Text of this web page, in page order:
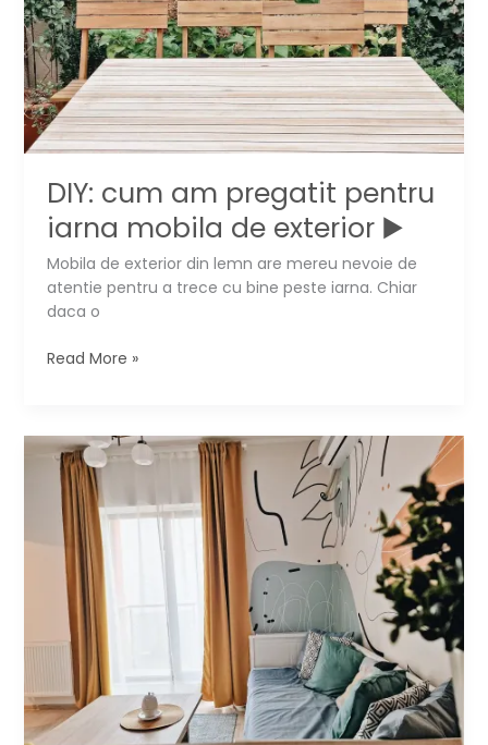
DIY: cum am pregatit pentru
iarna mobila de exterior ▶️
Mobila de exterior din lemn are mereu nevoie de
atentie pentru a trece cu bine peste iarna. Chiar
daca o
DIY:
pentru
iarna
mobila
de
exterior
Read More »